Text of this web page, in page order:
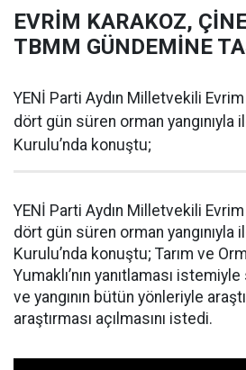
EVRİM KARAKOZ,
TBMM GÜNDEMİNE
YENİ Parti Aydın Milletvekili Evrim
dört gün süren orman yangınıyla
Kurulu’nda konuştu;
YENİ Parti Aydın Milletvekili Evrim
dört gün süren orman yangınıyla
Kurulu’nda konuştu; Tarım ve
Yumaklı’nın yanıtlaması
ve yangının bütün yönleriyle
araştırması açılmasını istedi.